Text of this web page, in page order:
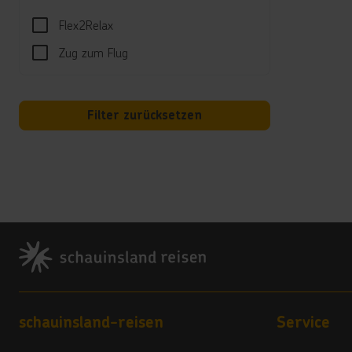
Flex2Relax
Zug zum Flug
Filter zurücksetzen
Footer
Footer navigation
schauinsland-reisen Service